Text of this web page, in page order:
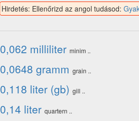
Hirdetés: Ellenőrizd az angol tudásod:
0,062 milliliter minim ..
0,0648 gramm grain ..
0,118 liter (gb) gill ..
0,14 liter quartern ..